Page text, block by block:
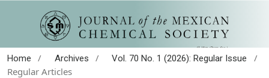
Home / Archives / Vol. 70 No. 1 (2026): Regular Issue
/
Regular Articles